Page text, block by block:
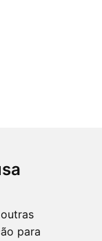
para